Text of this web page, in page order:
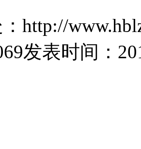
http://
发表时间：